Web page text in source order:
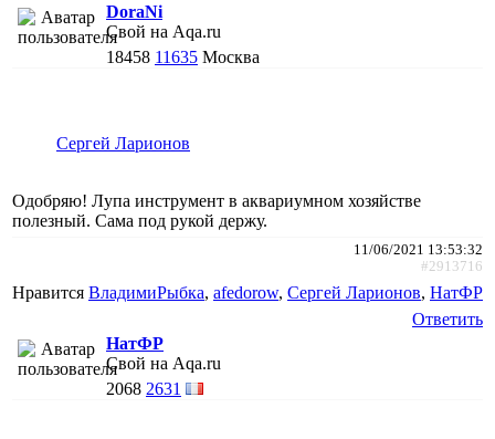
DoraNi
Свой на Aqa.ru
18458 11635 Москва
Сергей Ларионов
Одобряю! Лупа инструмент в аквариумном хозяйстве
полезный. Сама под рукой держу.
11/06/2021 13:53:32
#2913716
Нравится ВладимиРыбка, afedorow, Сергей Ларионов, НатФР
Ответить
НатФР
Свой на Aqa.ru
2068 2631